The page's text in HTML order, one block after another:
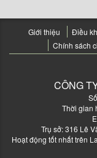
Giới thiệu Điều
Chính sách
CÔNG
Thời gian
Trụ sở: 316 Lê
Hoạt động tốt nhất trên